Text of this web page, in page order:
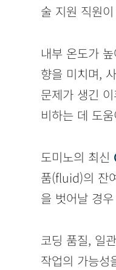
술 지원 직원
내부 온도가
향을 미치며,
문제가 생긴
비하는 데 도
도미노의 최신
품(fluid)의 잔
을 벗어날 경
코딩 품질, 일
작업의 가능